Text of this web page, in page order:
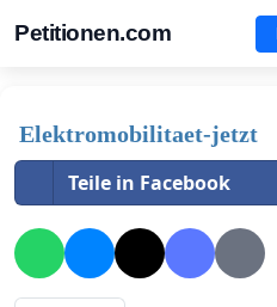
Petitionen.com
Elektromobilitaet-jetzt
Teile in Facebook